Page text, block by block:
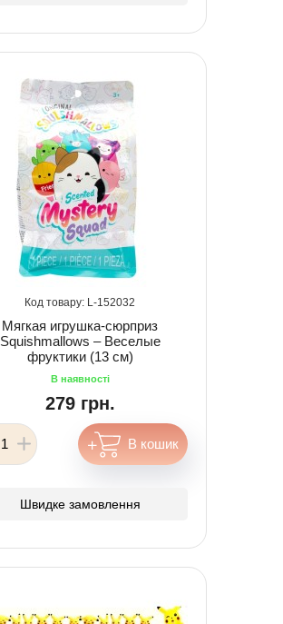
152032
Мягкая игрушка-сюрприз
Squishmallows – Веселые
фруктики (13 cм)
279 грн.
Швидке замовлення